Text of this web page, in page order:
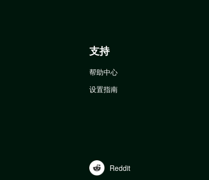
支持
帮助中心
设置指南
Reddit